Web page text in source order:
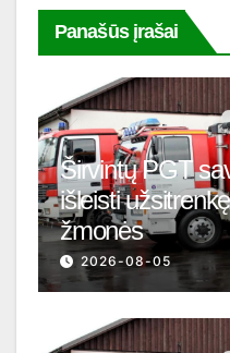
Panašūs įrašai
Širvintų PGT
išleisti
žmonės
2026-08-05